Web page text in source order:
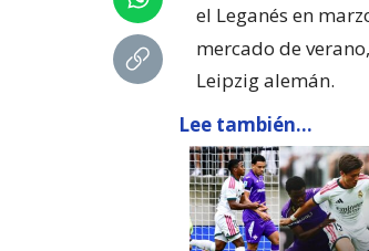
el Leganés en
mercado de
Leipzig alemán.
Lee también...